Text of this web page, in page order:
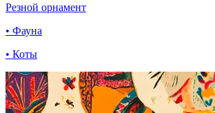
Резной орнамент
• Фауна
• Коты